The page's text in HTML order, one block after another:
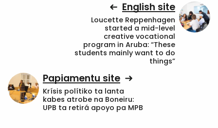
English site
Loucette Reppenhagen
started a mid-level
creative vocational
program in Aruba: “These
students mainly want to do
things”
Papiamentu site
Krísis polítiko ta lanta
kabes atrobe na Boneiru:
UPB ta retirá apoyo pa MPB